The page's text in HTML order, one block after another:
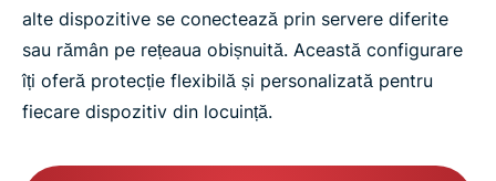
alte dispozitive se conectează prin servere diferite
sau rămân pe rețeaua obișnuită. Această configurare
îți oferă protecție flexibilă și personalizată pentru
fiecare dispozitiv din locuință.